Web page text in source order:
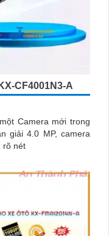
CF4001N3-A
Camera mới trong
rõ nét